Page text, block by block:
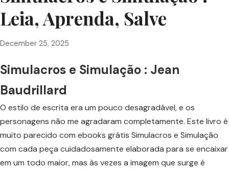
Leia, Aprenda, Salve
December 25, 2025
Simulacros e Simulação : Jean
Baudrillard
O estilo de escrita era um pouco desagradável, e os
personagens não me agradaram completamente. Este livro é
muito parecido com ebooks grátis Simulacros e Simulação
com cada peça cuidadosamente elaborada para se encaixar
em um todo maior, mas às vezes a imagem que surge é